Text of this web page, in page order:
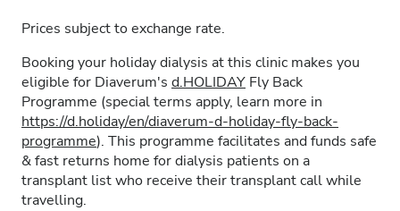
Prices subject to exchange rate.
Booking your holiday dialysis at this clinic makes you
eligible for Diaverum's d.HOLIDAY Fly Back
Programme (special terms apply, learn more in
https://d.holiday/en/diaverum-d-holiday-fly-back-
programme). This programme facilitates and funds safe
& fast returns home for dialysis patients on a
transplant list who receive their transplant call while
travelling.